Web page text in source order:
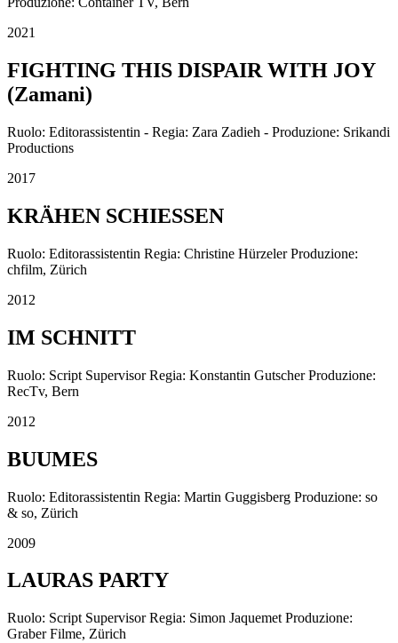
2021
FIGHTING THIS DISPAIR WITH JOY
(Zamani)
Ruolo: Editorassistentin - Regia: Zara Zadieh - Produzione: Srikandi
Productions
2017
KRÄHEN SCHIESSEN
Ruolo: Editorassistentin Regia: Christine Hürzeler Produzione:
chfilm, Zürich
2012
IM SCHNITT
Ruolo: Script Supervisor Regia: Konstantin Gutscher Produzione:
RecTv, Bern
2012
BUUMES
Ruolo: Editorassistentin Regia: Martin Guggisberg Produzione: so
& so, Zürich
2009
LAURAS PARTY
Ruolo: Script Supervisor Regia: Simon Jaquemet Produzione:
Graber Filme, Zürich